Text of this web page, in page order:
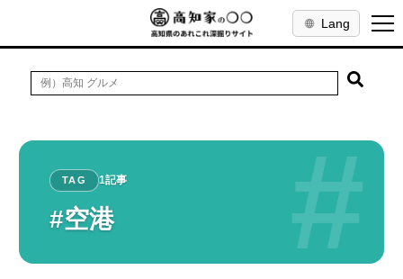
Lang
#
TAG 1記事
#空港